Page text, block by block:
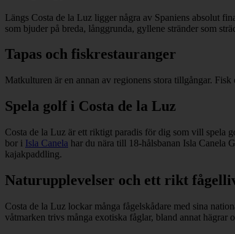
Längs Costa de la Luz ligger några av Spaniens absolut
som bjuder på breda, långgrunda, gyllene stränder som
Tapas och fiskrestauranger
Matkulturen är en annan av regionens stora tillgångar.
Spela golf i Costa de la Luz
Costa de la Luz är ett riktigt paradis för dig som vill spela
bor i Isla Canela har du nära till 18-hålsbanan Isla Canela
kajakpaddling.
Naturupplevelser och ett rikt
Costa de la Luz lockar många fågelskådare med sina
våtmarken trivs många exotiska fåglar, bland annat hägrar